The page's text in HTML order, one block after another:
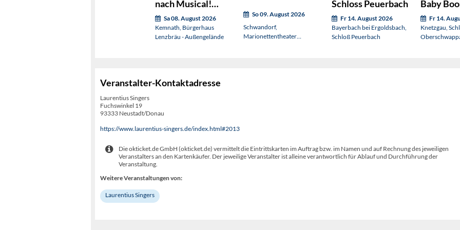
nach Musical!
(OVIGO sings)
Sa 08. August 2026
Kemnath, Bürgerhaus
Lenzbräu - Außengelände
So 09. August 2026
Schwandorf,
Marionettentheater
Schloss Peuerbach
Fr 14. August 2026
Bayerbach bei Ergoldsbach,
Schloß Peuerbach
Baby
Fr 14.
Knetzgau,
Veranstalter-Kontaktadresse
Laurentius Singers
Fuchswinkel 19
93333 Neustadt/Donau
https://www.laurentius-singers.de/index.html#2013
Die okticket.de GmbH (okticket.de) vermittelt die Eintrittskarten im Auftrag bzw. im Namen und auf Rechnung des jeweiligen
Veranstalters an den Kartenkäufer. Der jeweilige Veranstalter ist alleine verantwortlich für Ablauf und Durchführung der
Veranstaltung.
Weitere Veranstaltungen von:
Laurentius Singers